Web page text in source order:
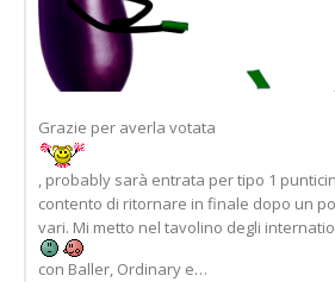
Grazie per averla votata
, probably sarà entrata per tipo 1
contento di ritornare in finale dopo un
vari. Mi metto nel tavolino degli
con Baller, Ordinary e…